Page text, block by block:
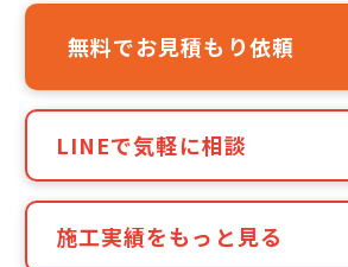
無料でお見積もり依頼
LINEで気軽に相談
施工実績をもっと見る